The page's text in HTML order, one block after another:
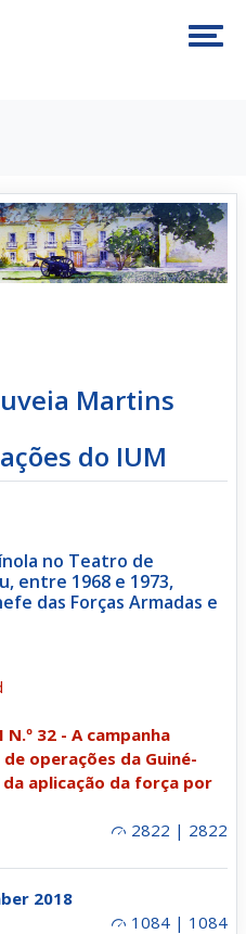
Martins
do IUM
no Teatro de
entre 1968 e 1973,
das Forças Armadas e
32 - A campanha
operações da Guiné-
da aplicação da força por
2822 | 2822
2018
1084 | 1084